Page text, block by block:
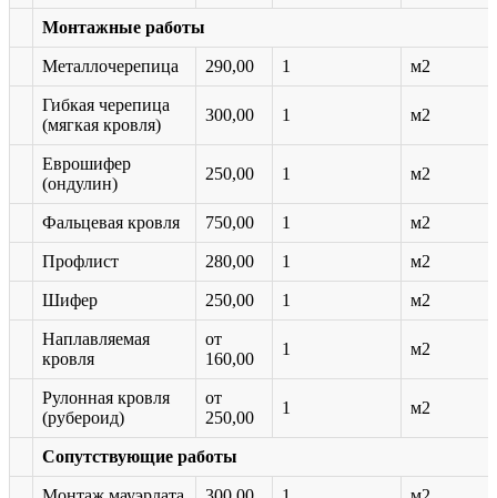
Монтажные работы
Металлочерепица 290,00 1 м2
Гибкая черепица
(мягкая кровля)
300,00 1 м2
Еврошифер
(ондулин)
250,00 1 м2
Фальцевая кровля 750,00 1 м2
Профлист 280,00 1 м2
Шифер 250,00 1 м2
Наплавляемая
кровля
от
160,00
1 м2
Рулонная кровля
(рубероид)
от
250,00
1 м2
Сопутствующие работы